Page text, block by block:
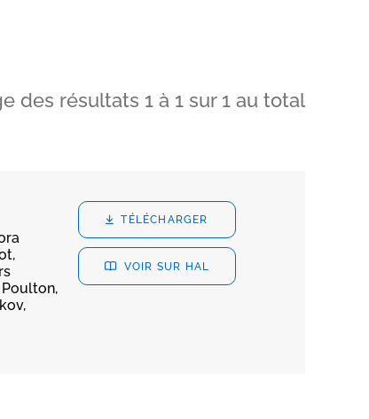
des résultats 1 à 1 sur 1 au total
TÉLÉCHARGER
VOIR SUR HAL